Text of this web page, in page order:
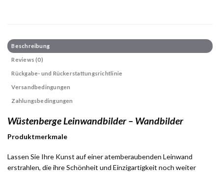
Beschreibung
Reviews (0)
Rückgabe- und Rückerstattungsrichtlinie
Versandbedingungen
Zahlungsbedingungen
Wüstenberge Leinwandbilder – Wandbilder
Produktmerkmale
Lassen Sie Ihre Kunst auf einer atemberaubenden Leinwand
erstrahlen, die ihre Schönheit und Einzigartigkeit noch weiter